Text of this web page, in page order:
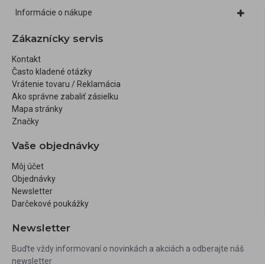
Informácie o nákupe
Zákaznícky servis
Kontakt
Často kladené otázky
Vrátenie tovaru / Reklamácia
Ako správne zabaliť zásielku
Mapa stránky
Značky
Vaše objednávky
Môj účet
Objednávky
Newsletter
Darčekové poukážky
Newsletter
Buďte vždy informovaní o novinkách a akciách a odberajte náš
newsletter